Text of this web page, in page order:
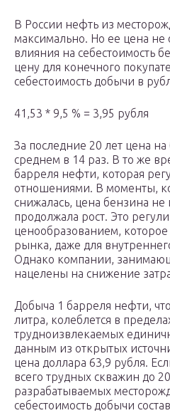
В России нефть из
максимально. Но ее цена не
влияния на себестоимость
цену для конечного
себестоимость добычи в
41,53 * 9,5 % = 3,95 рубля
За последние 20 лет цена
среднем в 14 раз. В то же
барреля нефти, которая
отношениями. В моменты,
снижалась, цена бензина не
продолжала рост. Это
ценообразованием,
рынка, даже для
Однако компании,
нацелены на снижение
Добыча 1 барреля нефти,
литра, колеблется в
трудноизвлекаемых
данным из открытых
цена доллара 63,9 рубля.
всего трудных скважин до
разрабатываемых
себестоимость добычи